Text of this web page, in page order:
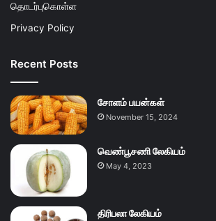
தொடர்புகொள்ள
Privacy Policy
Recent Posts
சோளம் பயன்கள்
November 15, 2024
வெண்பூசணி லேகியம்
May 4, 2023
திரிபலா லேகியம்